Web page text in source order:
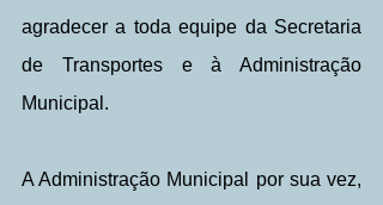
agradecer a toda equipe da Secretaria
de Transportes e à Administração
Municipal.
A Administração Municipal por sua vez,